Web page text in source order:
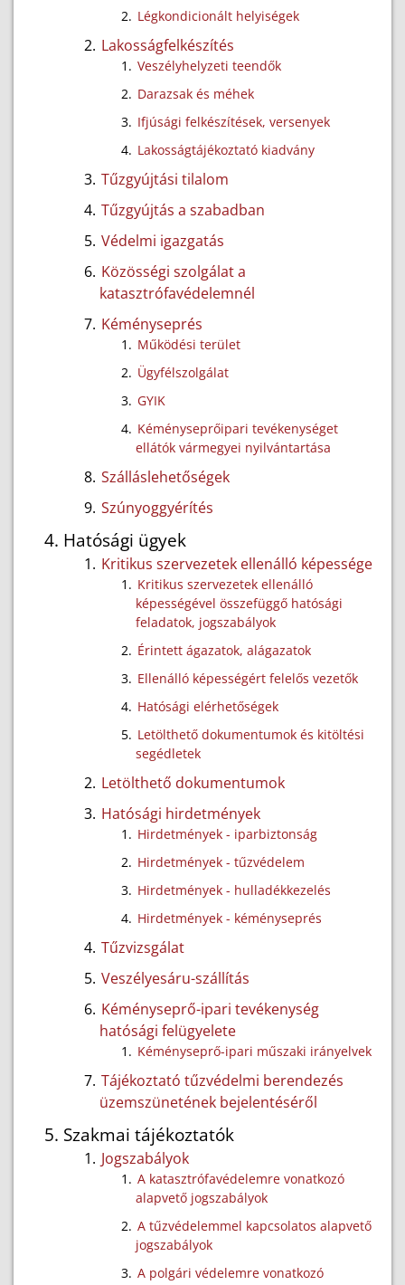
Légkondicionált helyiségek
Lakosságfelkészítés
Veszélyhelyzeti teendők
Darazsak és méhek
Ifjúsági felkészítések, versenyek
Lakosságtájékoztató kiadvány
Tűzgyújtási tilalom
Tűzgyújtás a szabadban
Védelmi igazgatás
Közösségi szolgálat a
katasztrófavédelemnél
Kéményseprés
Működési terület
Ügyfélszolgálat
GYIK
Kéményseprőipari tevékenységet
ellátók vármegyei nyilvántartása
Szálláslehetőségek
Szúnyoggyérítés
Hatósági ügyek
Kritikus szervezetek ellenálló képessége
Kritikus szervezetek ellenálló
képességével összefüggő hatósági
feladatok, jogszabályok
Érintett ágazatok, alágazatok
Ellenálló képességért felelős vezetők
Hatósági elérhetőségek
Letölthető dokumentumok és kitöltési
segédletek
Letölthető dokumentumok
Hatósági hirdetmények
Hirdetmények - iparbiztonság
Hirdetmények - tűzvédelem
Hirdetmények - hulladékkezelés
Hirdetmények - kéményseprés
Tűzvizsgálat
Veszélyesáru-szállítás
Kéményseprő-ipari tevékenység
hatósági felügyelete
Kéményseprő-ipari műszaki irányelvek
Tájékoztató tűzvédelmi berendezés
üzemszünetének bejelentéséről
Szakmai tájékoztatók
Jogszabályok
A katasztrófavédelemre vonatkozó
alapvető jogszabályok
A tűzvédelemmel kapcsolatos alapvető
jogszabályok
A polgári védelemre vonatkozó